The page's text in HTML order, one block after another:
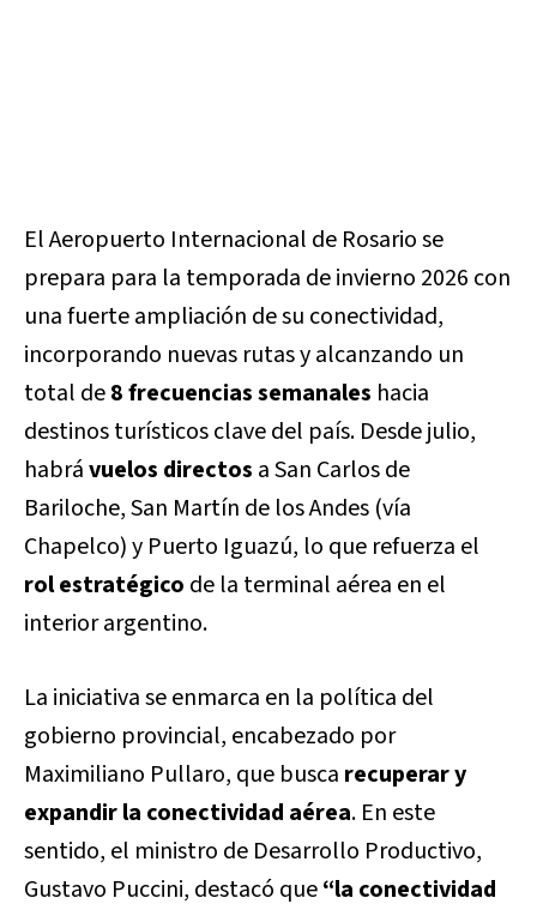
ElAeropuerto Internacional de Rosariose
prepara para la temporada de invierno 2026 con
una fuerte ampliación de su conectividad,
incorporando nuevas rutas y alcanzando un
total de8 frecuencias semanales hacia
destinos turísticos clave del país. Desde julio,
habrávuelos directos aSan Carlos de
Bariloche,San Martín de los Andes (vía
Chapelco) y Puerto Iguazú, lo que refuerza el
rol estratégico de la terminal aérea en el
interior argentino.
La iniciativa se enmarca en la política del
gobierno provincial, encabezado por
Maximiliano Pullaro, que busca recuperar y
expandir la conectividad aérea. En este
sentido, el ministro de Desarrollo Productivo,
Gustavo Puccini, destacó que“la conectividad